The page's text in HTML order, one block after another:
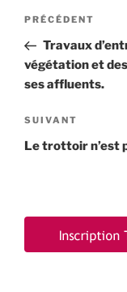
Navigation
l’article
Article
précédent
PRÉCÉDENT
Travaux
végétation et
ses affluents.
Article
suivant
SUIVANT
Le trottoir n’est